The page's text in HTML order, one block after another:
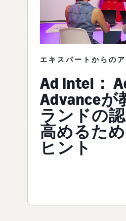
エキスパートからの
Ad Intel：
Advanceが
ランドの
高めるた
ヒント